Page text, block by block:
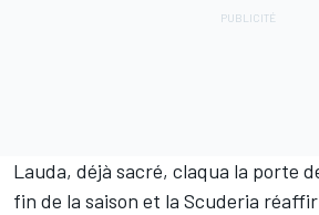
Lauda, déjà sacré, claqua la porte
fin de la saison et la Scuderia